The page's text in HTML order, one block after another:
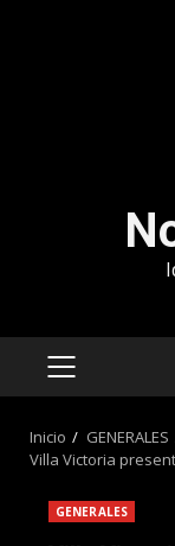
MENÚ
Inicio
GENERALES
Villa Victoria
GENERALES